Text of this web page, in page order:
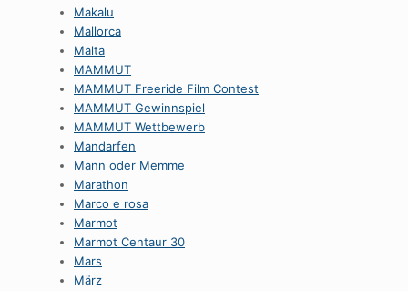
Makalu
Mallorca
Malta
MAMMUT
MAMMUT Freeride Film Contest
MAMMUT Gewinnspiel
MAMMUT Wettbewerb
Mandarfen
Mann oder Memme
Marathon
Marco e rosa
Marmot
Marmot Centaur 30
Mars
März